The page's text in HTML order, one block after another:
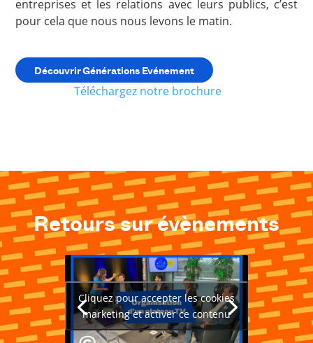
entreprises et les relations avec leurs publics, c’est
pour cela que nous nous levons le matin.
Découvrir Générations Evénement
Téléchargez notre brochure
Retours sur évènements
Cliquez pour accepter les cookies
marketing et activer ce contenu